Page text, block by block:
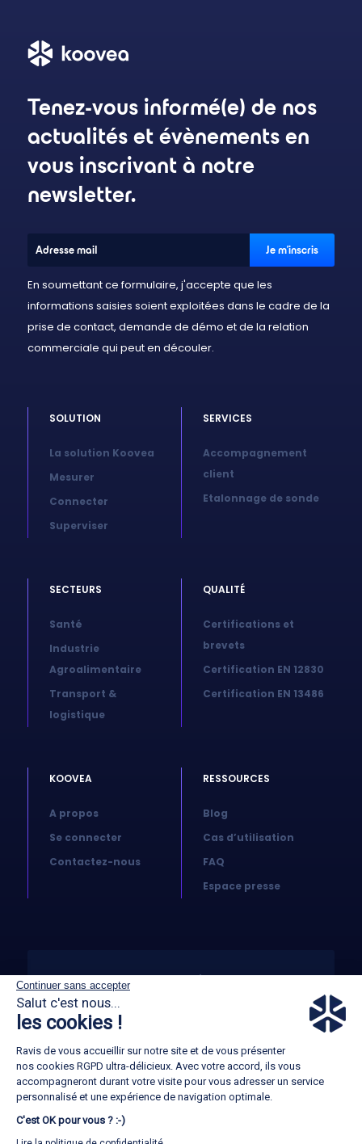
Continuer sans accepter
Salut c'est nous...
les cookies !
Ravis de vous accueillir sur notre site et de vous présenter
nos cookies RGPD ultra-délicieux. Avec votre accord, ils vous
accompagneront durant votre visite pour vous adresser un service
personnalisé et une expérience de navigation optimale.
C'est OK pour vous ? :-)
Tenez-vous informé(e) de nos
actualités et évènements en
vous inscrivant à notre
newsletter.
En soumettant ce formulaire, j'accepte que les
informations saisies soient exploitées dans le cadre de la
prise de contact, demande de démo et de la relation
commerciale qui peut en découler.
SOLUTION
La solution Koovea
Mesurer
Connecter
Superviser
SERVICES
Accompagnement
client
Etalonnage de sonde
SECTEURS
Santé
Industrie
Agroalimentaire
Transport &
logistique
QUALITÉ
Certifications et
brevets
Certification EN 12830
Certification EN 13486
KOOVEA
A propos
Se connecter
Contactez-nous
RESSOURCES
Blog
Cas d’utilisation
FAQ
Espace presse
© 2026 Koovea. All right reserved
GTC
Mentions légales